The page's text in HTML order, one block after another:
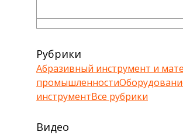
Рубрики
Абразивный инструмент и
промышленности
инструментВсе рубрики
Видео